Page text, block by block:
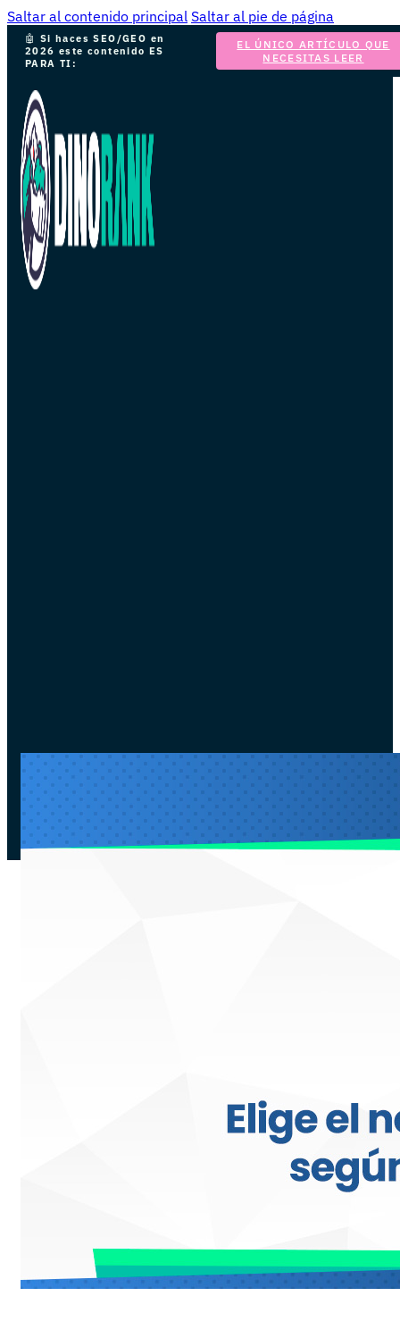
Saltar al contenido principal Saltar al pie de página
🤖 Si haces SEO/GEO en
2026 este contenido ES
PARA TI:
EL ÚNICO ARTÍCULO QUE
NECESITAS LEER